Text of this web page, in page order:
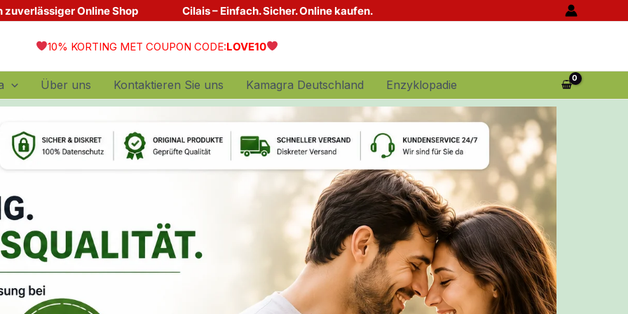
zuverlässiger Online Shop Cilais – Einfach. Sicher. Online kaufen.
10% KORTING MET COUPON CODE:LOVE10
Über uns Kontaktieren Sie uns Kamagra Deutschland Enzyklopadie